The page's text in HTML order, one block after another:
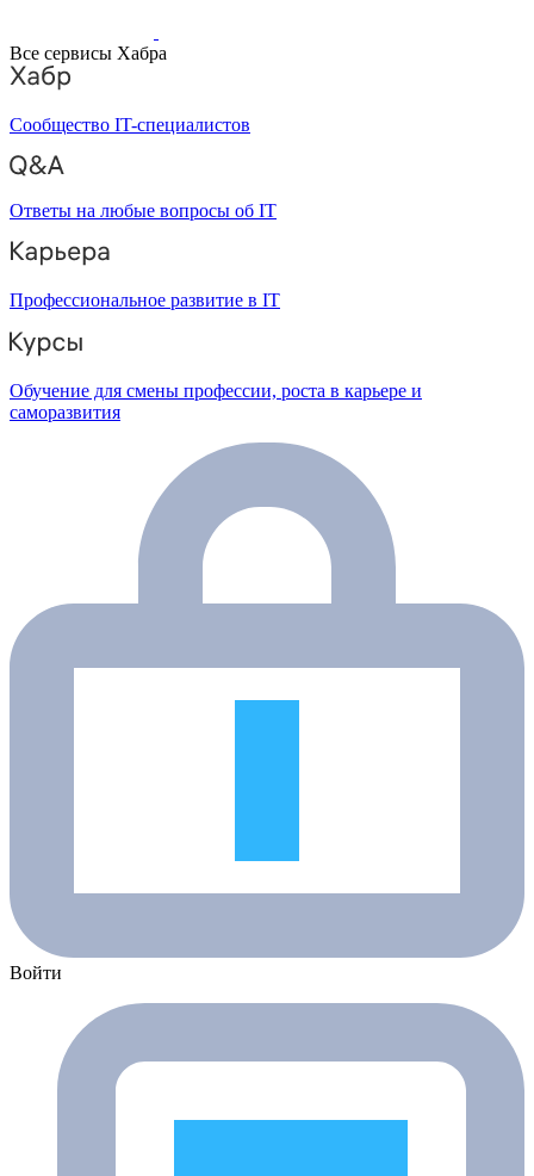
Все сервисы Хабра
Сообщество IT-специалистов
Ответы на любые вопросы об IT
Профессиональное развитие в IT
Обучение для смены профессии, роста в карьере и
саморазвития
Войти